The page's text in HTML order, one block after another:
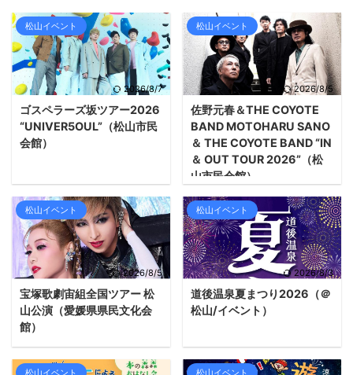
松山イベント
2026/8/7
ゴスペラーズ坂ツアー2026
“UNIVER5OUL”（松山市民
会館）
松山イベント
2026/8/5
佐野元春＆THE COYOTE
BAND MOTOHARU SANO
＆ THE COYOTE BAND “IN
＆ OUT TOUR 2026”（松
山市民会館）
松山イベント
2026/8/5
宝塚歌劇宙組全国ツアー 松
山公演（愛媛県県民文化会
館）
松山イベント
2026/8/3
道後温泉夏まつり2026（＠
松山/イベント）
松山イベント 松山イベント